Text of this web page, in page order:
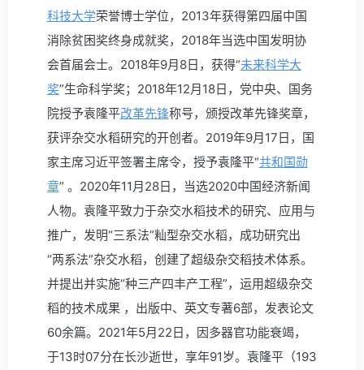
科技大学荣誉博士学位，2013年获得第四届中国
消除贫困奖终身成就奖，2018年当选中国发明协
会首届会士。2018年9月8日，获得“未来科学大
奖”生命科学奖；2018年12月18日，党中央、国务
院授予袁隆平改革先锋称号，颁授改革先锋奖章，
获评杂交水稻研究的开创者。2019年9月17日，国
家主席习近平签署主席令，授予袁隆平“共和国勋
章” 。2020年11月28日，当选2020中国经济新闻
人物。袁隆平致力于杂交水稻技术的研究、应用与
推广，发明“三系法”籼型杂交水稻，成功研究出
“两系法”杂交水稻，创建了超级杂交稻技术体系。
并提出并实施“种三产四丰产工程”，运用超级杂交
稻的技术成果 ，出版中、英文专著6部，发表论文
60余篇。2021年5月22日，因多器官功能衰竭，
于13时07分在长沙逝世，享年91岁。袁隆平（193